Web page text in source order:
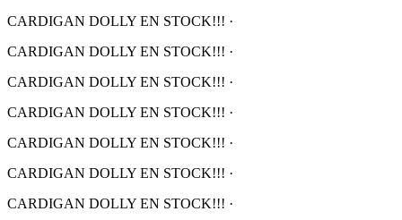
CARDIGAN DOLLY EN STOCK!!! ·
CARDIGAN DOLLY EN STOCK!!! ·
CARDIGAN DOLLY EN STOCK!!! ·
CARDIGAN DOLLY EN STOCK!!! ·
CARDIGAN DOLLY EN STOCK!!! ·
CARDIGAN DOLLY EN STOCK!!! ·
CARDIGAN DOLLY EN STOCK!!! ·